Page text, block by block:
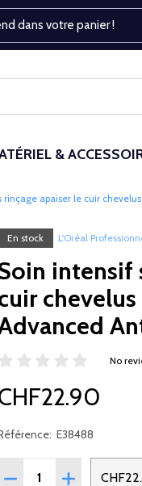
dans votre panier !
&
rinçage apaiser le cuir
En stock L'Oréal
intensif
No
E38488
Quantité:
RÉDUIRE LA